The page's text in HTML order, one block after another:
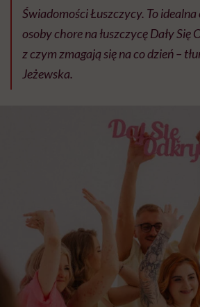
Świadomości Łuszczycy. To
osoby chore na łuszczycę Dały Się
z czym zmagają się na co dzień –
Jeżewska.